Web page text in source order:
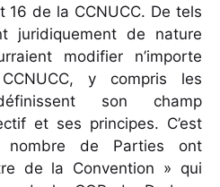
de la CCNUCC. De tels
juridiquement de nature
modifier n’importe
y compris les
son champ
et ses principes. C’est
nombre de Parties ont
de la Convention » qui